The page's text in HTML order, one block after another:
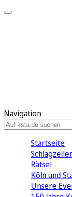
Navigation
Startseite
Rätsel
Köln und
Unsere